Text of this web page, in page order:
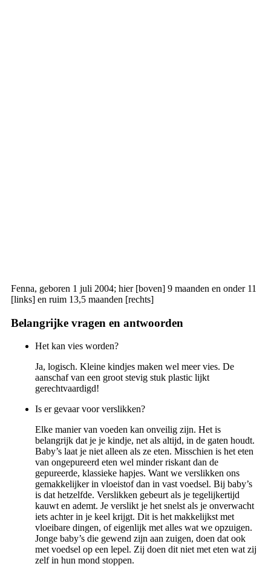
Fenna, geboren 1 juli 2004; hier [boven] 9 maanden en onder 11
[links] en ruim 13,5 maanden [rechts]
Belangrijke vragen en antwoorden
Het kan vies worden?
Ja, logisch. Kleine kindjes maken wel meer vies. De
aanschaf van een groot stevig stuk plastic lijkt
gerechtvaardigd!
Is er gevaar voor verslikken?
Elke manier van voeden kan onveilig zijn. Het is
belangrijk dat je je kindje, net als altijd, in de gaten houdt.
Baby’s laat je niet alleen als ze eten. Misschien is het eten
van ongepureerd eten wel minder riskant dan de
gepureerde, klassieke hapjes. Want we verslikken ons
gemakkelijker in vloeistof dan in vast voedsel. Bij baby’s
is dat hetzelfde. Verslikken gebeurt als je tegelijkertijd
kauwt en ademt. Je verslikt je het snelst als je onverwacht
iets achter in je keel krijgt. Dit is het makkelijkst met
vloeibare dingen, of eigenlijk met alles wat we opzuigen.
Jonge baby’s die gewend zijn aan zuigen, doen dat ook
met voedsel op een lepel. Zij doen dit niet met eten wat zij
zelf in hun mond stoppen.